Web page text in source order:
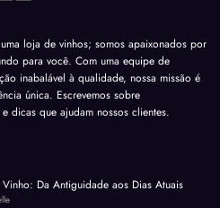
loja de vinhos; somos apaixonados por
para você. Com uma equipe de
inabalável à qualidade, nossa missão é
única. Escrevemos sobre
dicas que ajudam nossos clientes.
Da Antiguidade aos Dias Atuais